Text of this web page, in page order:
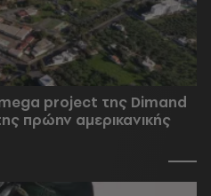
project της Dimand
πρώην αμερικανικής